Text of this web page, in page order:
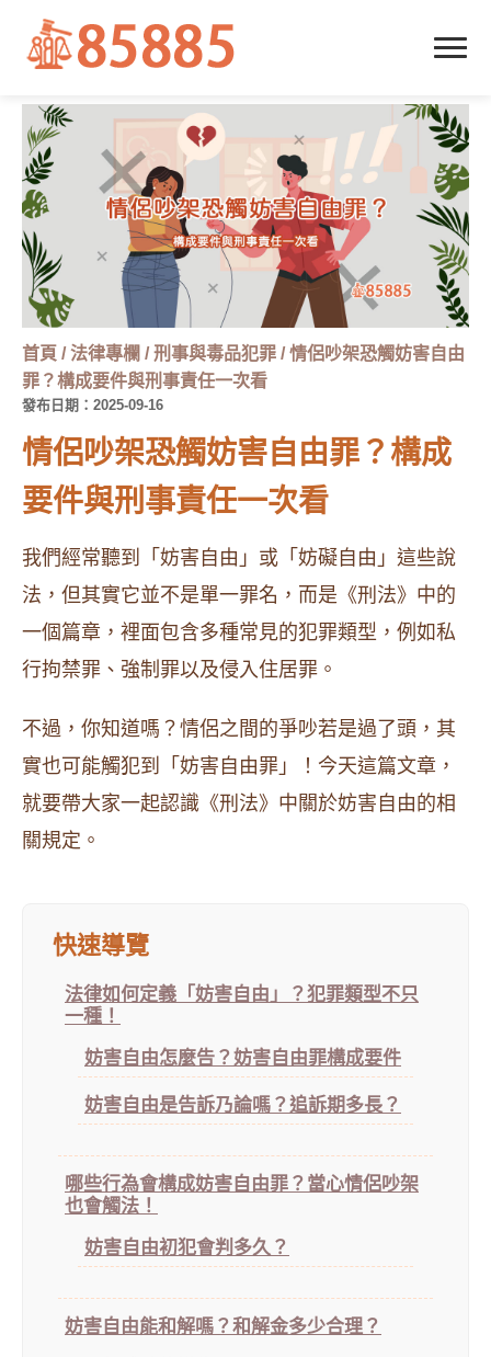
首頁 /法律專欄 /刑事與毒品犯罪 /情侶吵架恐觸妨害自由
罪？構成要件與刑事責任一次看
發布日期：2025-09-16
情侶吵架恐觸妨害自由罪？構成
要件與刑事責任一次看
我們經常聽到「妨害自由」或「妨礙自由」這些說
法，但其實它並不是單一罪名，而是《刑法》中的
一個篇章，裡面包含多種常見的犯罪類型，例如私
行拘禁罪、強制罪以及侵入住居罪。
不過，你知道嗎？情侶之間的爭吵若是過了頭，其
實也可能觸犯到「妨害自由罪」！今天這篇文章，
就要帶大家一起認識《刑法》中關於妨害自由的相
關規定。
快速導覽
法律如何定義「妨害自由」？犯罪類型不只
一種！
妨害自由怎麼告？妨害自由罪構成要件
妨害自由是告訴乃論嗎？追訴期多長？
哪些行為會構成妨害自由罪？當心情侶吵架
也會觸法！
妨害自由初犯會判多久？
妨害自由能和解嗎？和解金多少合理？